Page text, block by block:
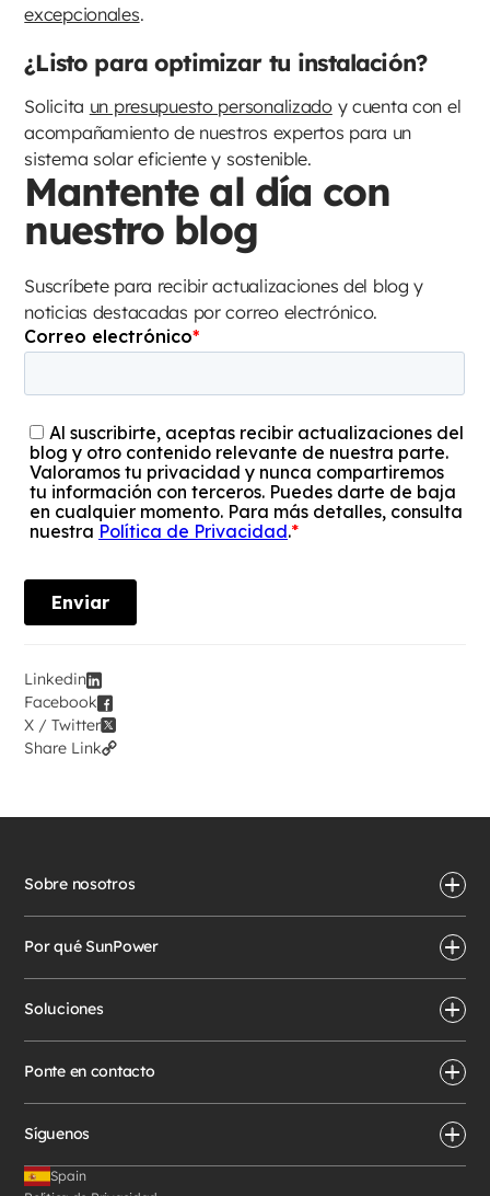
excepcionales.
¿Listo para optimizar tu instalación?
Solicita un presupuesto personalizadoy cuenta con el
acompañamiento de nuestros expertos para un
sistema solar eficiente y sostenible.
Mantente al día con
nuestro blog
Suscríbete para recibir actualizaciones del blog y
noticias destacadas por correo electrónico.
Linkedin
Facebook
X / Twitter
Share Link
Sobre nosotros
Por qué SunPower
Soluciones
Ponte en contacto
Síguenos
Spain